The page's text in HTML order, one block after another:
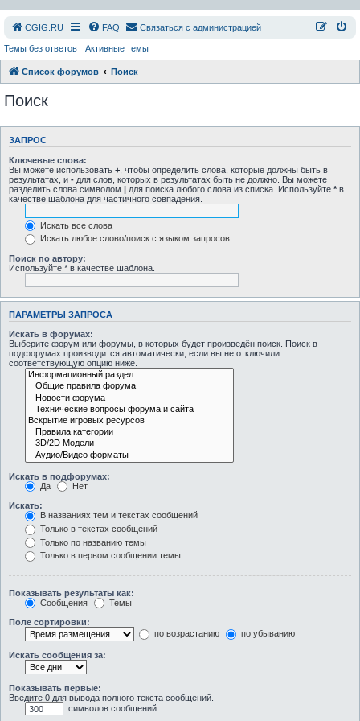
СGIG.RU FAQ Связаться с администрацией
Темы без ответов Активные темы
Список форумов Поиск
Поиск
ЗАПРОС
Ключевые слова:
Вы можете использовать + , чтобы определить слова, которые должны быть в
результатах, и - для слов, которых в результатах быть не должно. Вы можете
разделить слова символом | для поиска любого слова из списка. Используйте * в
качестве шаблона для частичного совпадения.
Искать все слова
Искать любое слово/поиск с языком запросов
Поиск по автору:
Используйте * в качестве шаблона.
ПАРАМЕТРЫ ЗАПРОСА
Искать в форумах:
Выберите форум или форумы, в которых будет произведён поиск. Поиск в
подфорумах производится автоматически, если вы не отключили
соответствующую опцию ниже.
Искать в подфорумах:
Да
Нет
Искать:
В названиях тем и текстах сообщений
Только в текстах сообщений
Только по названию темы
Только в первом сообщении темы
Показывать результаты как:
Сообщения
Темы
Поле сортировки:
по возрастанию
по убыванию
Искать сообщения за:
Показывать первые:
Введите 0 для вывода полного текста сообщений.
символов сообщений